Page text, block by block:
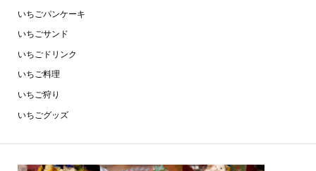
いちごパンケーキ
いちごサンド
いちごドリンク
いちご料理
いちご狩り
いちごグッズ